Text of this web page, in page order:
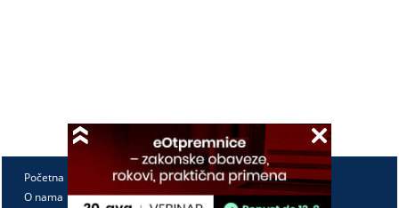
Početna
O nama